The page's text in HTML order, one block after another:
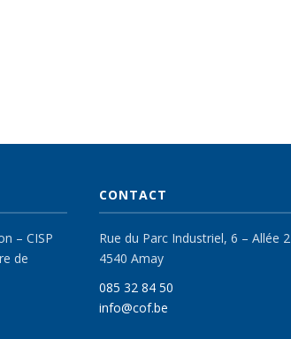
– CISP
de
CONTACT
Rue du Parc Industriel, 6 – Allée 2
4540 Amay
085 32 84 50
info@cof.be